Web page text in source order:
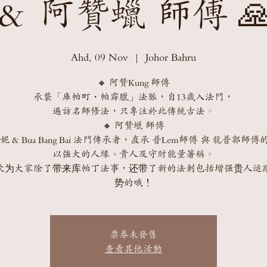
阿贊蠟 師傅
Ahd, 09 Nov
  |
Johor Bahru
🔸 阿贊Kung 師傅
承襲「庫帕町・帕霹臘」法脈，自13歲入法門，
遍訪名師修法，只專注於此傳統古法。
🔸 阿贊蠟 師傅
& Bua Bang Bai 法門傳承者，直承 普Lem師傅 與 龍普郭師傅
以強大的人緣、貴人及守財能量著稱。
为大家除了带来库帕丁法事，还带了新的法刺包括增强贵人运
势的哦！
票券未發售
查看其他活動